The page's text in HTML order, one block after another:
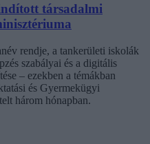
társadalmi
rendje, a tankerületi iskolák
szabályai és a digitális
– ezekben a témákban
és Gyermekügyi
három hónapban.